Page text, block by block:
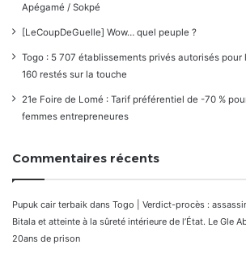
Apégamé / Sokpé
[LeCoupDeGuelle] Wow… quel peuple ?
Togo : 5 707 établissements privés autorisés pour
160 restés sur la touche
21e Foire de Lomé : Tarif préférentiel de -70 %
femmes entrepreneures
Commentaires récents
Pupuk cair terbaik dans Togo | Verdict-procès :
Bitala et atteinte à la sûreté intérieure de l’État. Le Gle
20ans de prison